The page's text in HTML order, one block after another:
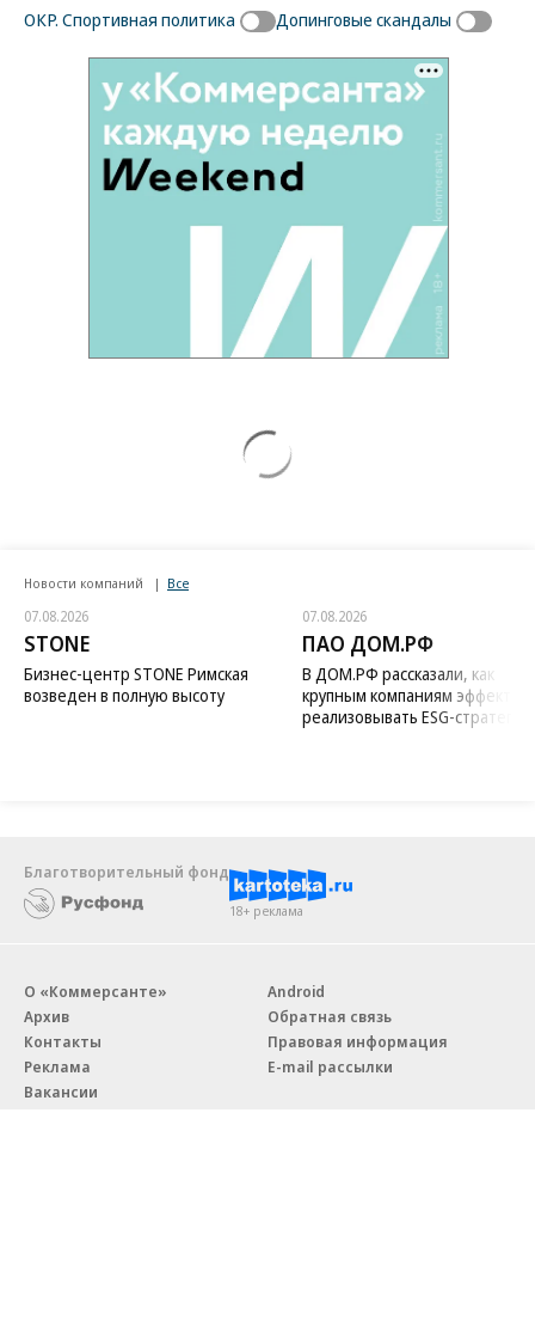
ОКР. Спортивная политика
Допинговые скандалы
Новости партнеров
ВСУ точно получат десятки тысяч новых
солдат
Путин озвучил итоговый план СВО
Зеленский неожиданно высказался о
возвращении Крыма
Заставим раскаяться: союзник России
дал грозное обещание
Новости компаний
07.08.2026
возведен в полную высоту
07.08.2026
В ДОМ.РФ рассказали, как
крупным компаниям
реализовывать ESG-стратегию